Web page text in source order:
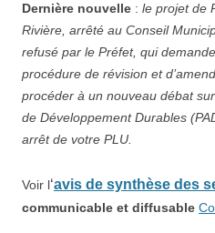
Dernière nouvelle : le projet de
Rivière, arrêté au Conseil
refusé par le Préfet, qui
procédure de révision et
procéder à un nouveau débat
de Développement Durables
arrêt de votre PLU.
Voir l‘avis de synthèse des
communicable et diffusable